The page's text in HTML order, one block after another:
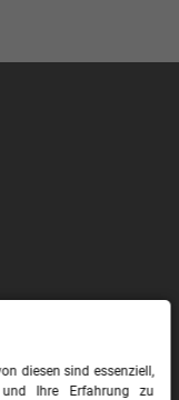
diesen sind essenziell,
Ihre Erfahrung zu